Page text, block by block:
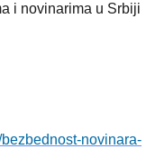
i novinarima u Srbiji
novinara-